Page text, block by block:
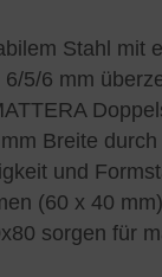
Stahl mit
5/6 mm
Breite durch
und
(60 x 40
sorgen für